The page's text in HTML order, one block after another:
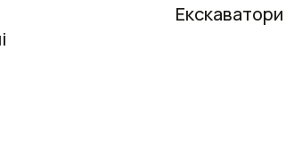
Екскаватори